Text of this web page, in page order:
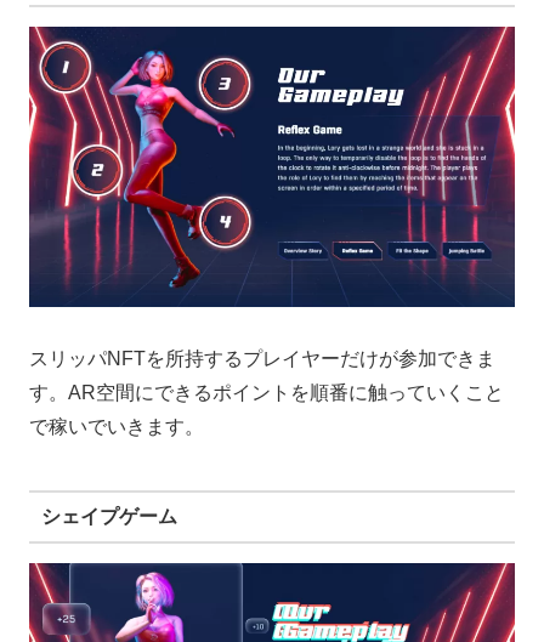
スリッパNFTを所持するプレイヤーだけが参加できま
す。AR空間にできるポイントを順番に触っていくこと
で稼いでいきます。
シェイプゲーム